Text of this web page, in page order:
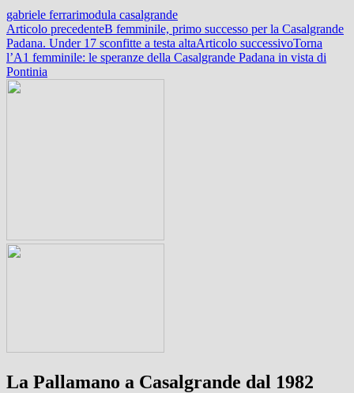
gabriele ferrarimodula casalgrande
Navigazione
articolo
Articolo precedenteB femminile, primo successo per la Casalgrande
Padana. Under 17 sconfitte a testa altaArticolo successivoTorna
l’A1 femminile: le speranze della Casalgrande Padana in vista di
Pontinia
La Pallamano a Casalgrande dal 1982